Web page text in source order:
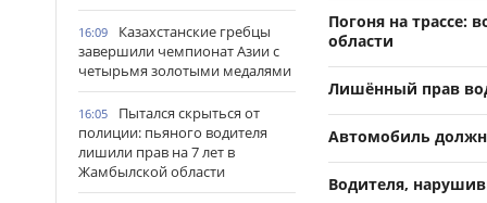
16:09
Казахстанские гребцы
завершили чемпионат Азии с
четырьмя золотыми медалями
16:05
Пытался скрыться от
полиции: пьяного водителя
лишили прав на 7 лет в
Жамбылской области
Погоня на трассе:
области
Лишённый прав
Автомобиль
Водителя,